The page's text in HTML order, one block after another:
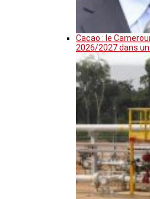
Cacao : le
2026/2027 dans